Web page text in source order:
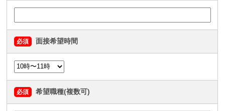
必須 面接希望時間
必須 希望職種(複数可)